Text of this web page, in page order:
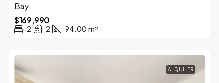
Bay
$169,990
2 2 94.00 m²
ALQUILER